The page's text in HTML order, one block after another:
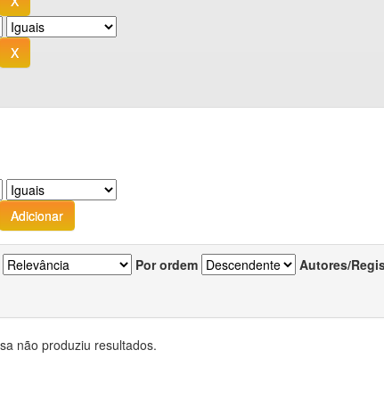
Por ordem Autores/
não produziu resultados.